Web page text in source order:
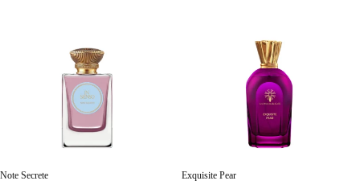
Note Secrete Exquisite Pear